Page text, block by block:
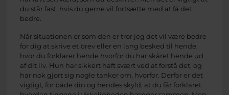
du står fast, hvis du gerne vil fortsætte med at få det
bedre.
Når situationen er som den er tror jeg det vil være bedre
for dig at skrive et brev eller en lang besked til hende,
hvor du forklarer hende hvorfor du har skåret hende ud
af dit liv. Hun har sikkert haft svært ved at forstå det, og
har nok gjort sig nogle tanker om, hvorfor. Derfor er det
vigtigt, for både din og hendes skyld, at du får forklaret